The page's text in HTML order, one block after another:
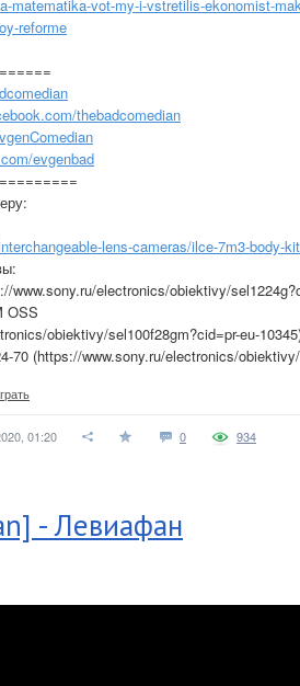
matematika-vot-my-i-vstretilis-ekonomist-
reforme
thebadcomedian
evgenbad
lens-cameras/ilce-7m3-body-
www.sony.ru/electronics/obiektivy/
OSS
obiektivy/sel100f28gm?cid=pr-eu-
70 (https://www.sony.ru/electronics/
01:20 0 934
- Левиафан